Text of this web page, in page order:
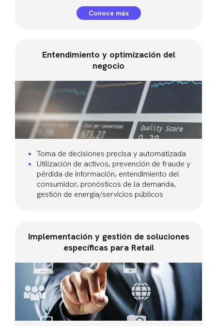
Conoce más
Entendimiento y optimización del
negocio
Toma de decisiones precisa y automatizada
Utilización de activos, prevención de fraude y
pérdida de información, entendimiento del
consumidor, pronósticos de la demanda,
gestión de energía/servicios públicos
Implementación y gestión de soluciones
específicas para Retail